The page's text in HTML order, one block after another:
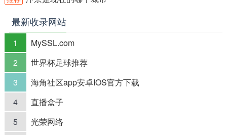
最新收录网站
1
MySSL.com
2
世界杯足球推荐
3
海角社区app安卓IOS官方下载
4
直播盒子
5
光荣网络